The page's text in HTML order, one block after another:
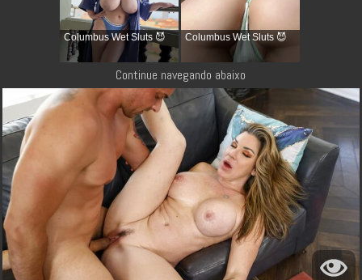
Columbus Wet Sluts 😈 Columbus Wet Sluts 😈
Continue navegando abaixo